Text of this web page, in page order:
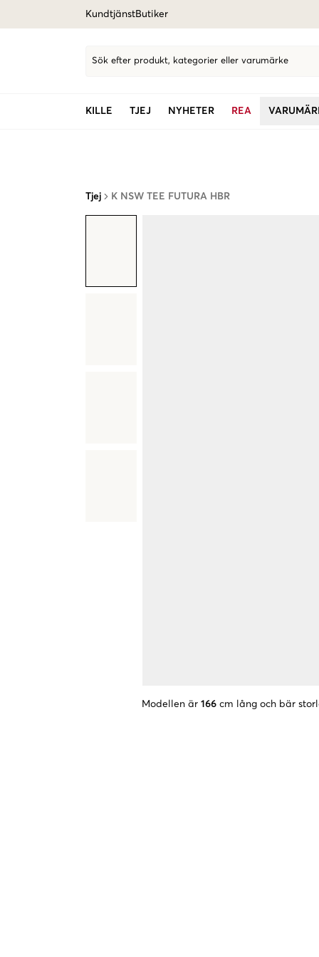
KundtjänstButiker
Sök efter produkt, kategorier eller varumärke
KILLE TJEJ NYHETER REA
Tjej K NSW TEE FUTURA HBR
Modellen är 166 cm lång och bär